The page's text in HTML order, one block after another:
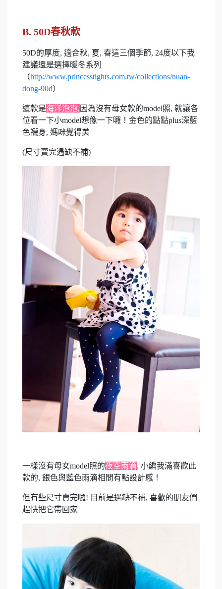
B. 50D春秋款
50D的厚度, 適合秋, 夏, 春這三個季節, 24度以下我
建議還是選擇暖冬系列
（http://www.princesstights.com.tw/collections/nuan-
dong-90d）
這款是海洋泡泡, 因為沒有母女款的model照, 就讓各
位看一下小model想像一下囉！金色的點點plus深藍
色襪身, 媽咪覺得美
(尺寸賣完遇缺不補)
一樣沒有母女model照的夜空雨滴, 小編我滿喜歡此
款的, 銀色與藍色雨滴相間有點設計感！
但有些尺寸賣完囉! 目前是遇缺不補, 喜歡的朋友們
趕快把它帶回家